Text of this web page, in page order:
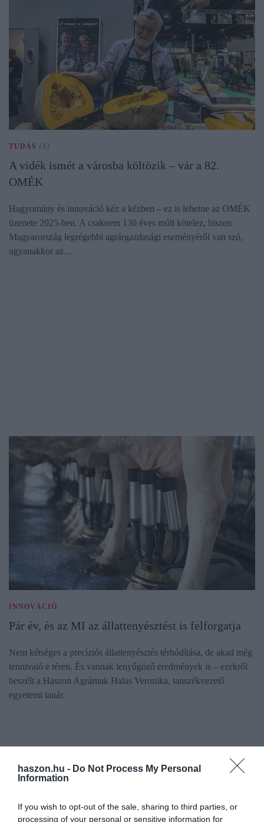
haszon.hu - Do Not Process My Personal
Information
If you wish to opt-out of the sale, sharing to third parties, or
processing of your personal or sensitive information for
TUDÁS (X)
A vidék ismét a városba költözik – vár a 82.
OMÉK
Hagyomány és innováció kéz a kézben – ez is lehetne az OMÉK
üzenete 2025-ben. A csaknem 130 éves múlt kötelez, hiszen
Magyarország legrégebbi agrárgazdasági eseményéről van szó,
ugyanakkor az…
INNOVÁCIÓ
Pár év, és az MI az állattenyésztést is felforgatja
Nem kétséges a precíziós állattenyésztés térhódítása, de akad még
tennivaló e téren. És vannak lenyűgöző eredmények is – ezekről
beszélt a Haszon Agrárnak Halas Veronika, tanszékvezető
egyetemi tanár.